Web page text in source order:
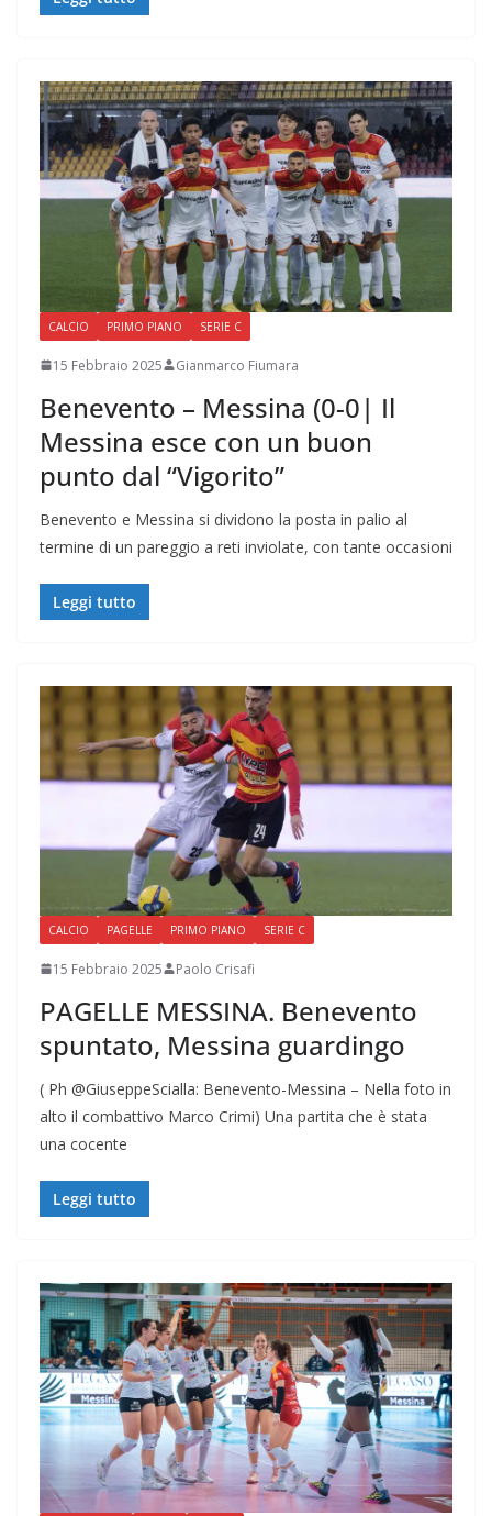
CALCIO PRIMO PIANO SERIE C
15 Febbraio 2025 Gianmarco Fiumara
Benevento – Messina (0-0| Il
Messina esce con un buon
punto dal “Vigorito”
Benevento e Messina si dividono la posta in palio al
termine di un pareggio a reti inviolate, con tante occasioni
Leggi tutto
CALCIO PAGELLE PRIMO PIANO SERIE C
15 Febbraio 2025 Paolo Crisafi
PAGELLE MESSINA. Benevento
spuntato, Messina guardingo
( Ph @GiuseppeScialla: Benevento-Messina – Nella foto in
alto il combattivo Marco Crimi) Una partita che è stata
una cocente
Leggi tutto